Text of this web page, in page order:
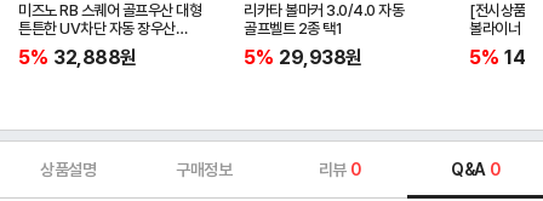
미즈노 RB 스퀘어 골프우산 대형
튼튼한 UV차단 자동 장우산
5LKY22100
5% 32,888원
리카타 볼마커 3.0/4.0 자동
골프벨트 2종 택1
5% 29,938원
[전시상품]
볼라이너 +
5%
상품설명 구매정보 리뷰 0 Q&A 0